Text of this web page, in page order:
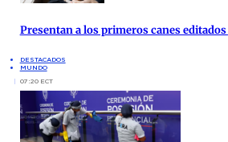
Presentan a los primeros canes
DESTACADOS
MUNDO
07:20 ECT